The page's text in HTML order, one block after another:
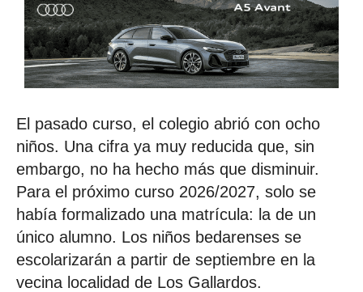
El pasado curso, el colegio abrió con ocho
niños. Una cifra ya muy reducida que, sin
embargo, no ha hecho más que disminuir.
Para el próximo curso 2026/2027, solo se
había formalizado una matrícula: la de un
único alumno. Los niños bedarenses se
escolarizarán a partir de septiembre en la
vecina localidad de Los Gallardos.